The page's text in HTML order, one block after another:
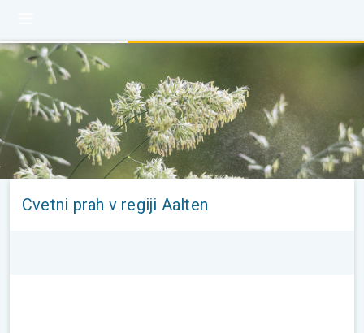
Cvetni prah v regiji Aalten